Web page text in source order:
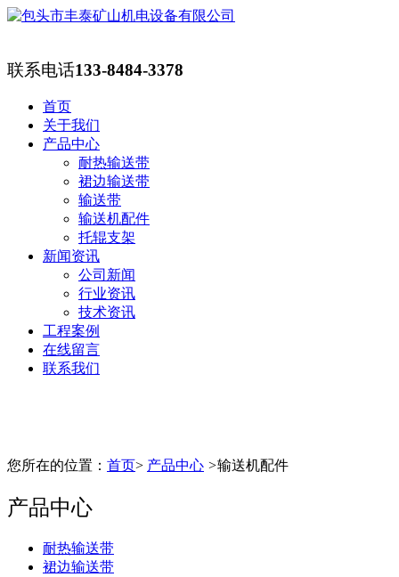
联系电话133-8484-3378
首页
关于我们
产品中心
耐热输送带
裙边输送带
输送带
输送机配件
托辊支架
新闻资讯
公司新闻
行业资讯
技术资讯
工程案例
在线留言
联系我们
您所在的位置： 首页> 产品中心 >输送机配件
产品中心
耐热输送带
裙边输送带